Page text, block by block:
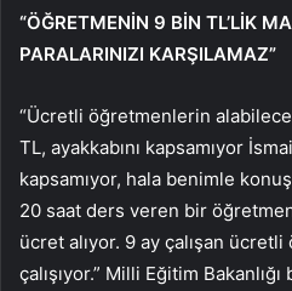
“ÖĞRETMENİN 9 BİN TL’LİK
PARALARINIZI KARŞILAMAZ”
“Ücretli öğretmenlerin
TL, ayakkabını kapsamıyor
kapsamıyor, hala benimle
20 saat ders veren bir
ücret alıyor. 9 ay çalışan
çalışıyor.” Milli Eğitim